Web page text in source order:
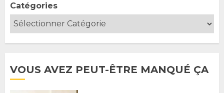
Catégories
VOUS AVEZ PEUT-ÊTRE MANQUÉ ÇA